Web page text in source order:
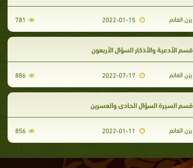
يزن الغانم 2022-01-15
781
قسم الأدعية والأذكار السؤال الأربعون
يزن الغانم 886
قسم السيرة السؤال الحادي والعسرين
يزن الغانم 856